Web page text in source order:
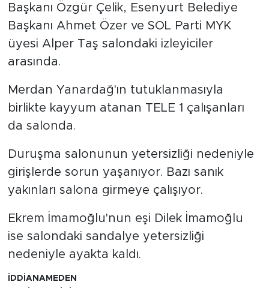
Başkanı Özgür Çelik, Esenyurt Belediye
Başkanı Ahmet Özer ve SOL Parti MYK
üyesi Alper Taş salondaki izleyiciler
arasında.
Merdan Yanardağ'ın tutuklanmasıyla
birlikte kayyum atanan TELE 1 çalışanları
da salonda.
Duruşma salonunun yetersizliği nedeniyle
girişlerde sorun yaşanıyor. Bazı sanık
yakınları salona girmeye çalışıyor.
Ekrem İmamoğlu'nun eşi Dilek İmamoğlu
ise salondaki sandalye yetersizliği
nedeniyle ayakta kaldı.
İDDİANAMEDEN